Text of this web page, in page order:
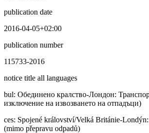
publication date
2016-04-05+02:00
publication number
115733-2016
notice title all languages
bul: Обединено кралство-Лондон:
изключение на извозването на отпадъци)
ces: Spojené království/Velká Británie-
(mimo přepravu odpadů)